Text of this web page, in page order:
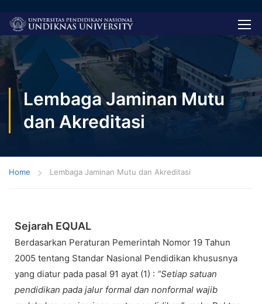
Lembaga Jaminan Mutu
dan Akreditasi
Home Lembaga Jaminan Mutu dan Akreditasi
Sejarah EQUAL
Berdasarkan Peraturan Pemerintah Nomor 19 Tahun
2005 tentang Standar Nasional Pendidikan khususnya
yang diatur pada pasal 91 ayat (1) : “Setiap satuan
pendidikan pada jalur formal dan nonformal wajib